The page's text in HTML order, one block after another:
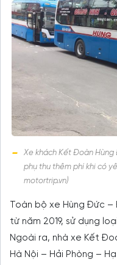
Xe khách Kết Đoàn
phụ thu thêm phí khi có
motortrip.vn)
Toàn bộ xe Hùng Đức
từ năm 2019, sử dụng
Ngoài ra, nhà xe Kết
Hà Nội – Hải Phòng –